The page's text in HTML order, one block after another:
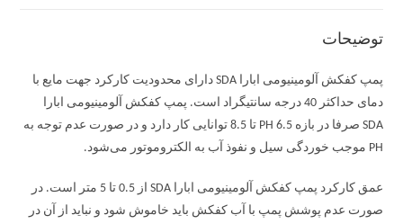
توضیحات
پمپ کفکش آلومینیومی ابارا SDA دارای محدودیت کارکرد جهت مایع با
دمای حداکثر 40 درجه سانتیگراد است. پمپ کفکش آلومینیومی ابارا
SDA صرفا در بازه PH 6.5 تا 8.5 توانایی کار دارد و در صورت عدم توجه به
PH موجب خوردگی سیل و نفوذ آب به الکتروموتور می‌شود.
عمق کارکرد پمپ کفکش آلومینیومی ابارا SDA از 0.5 تا 5 متر است. در
صورت عدم پوشش پمپ با آب کفکش باید خاموش شود و نباید از آن در